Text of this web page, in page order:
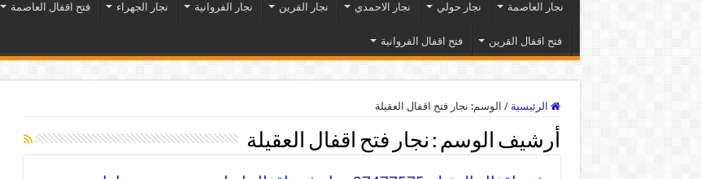
نجار العاصمة نجار حولي نجار الاحمدي نجار القرين نجار الفروانية نجار الجهراء فتح اقفال العاصمة
فتح اقفال القرين فتح اقفال الفروانية
الرئيسية / الوسم: نجار فتح اقفال العقيلة
أرشيف الوسم : نجار فتح اقفال العقيلة